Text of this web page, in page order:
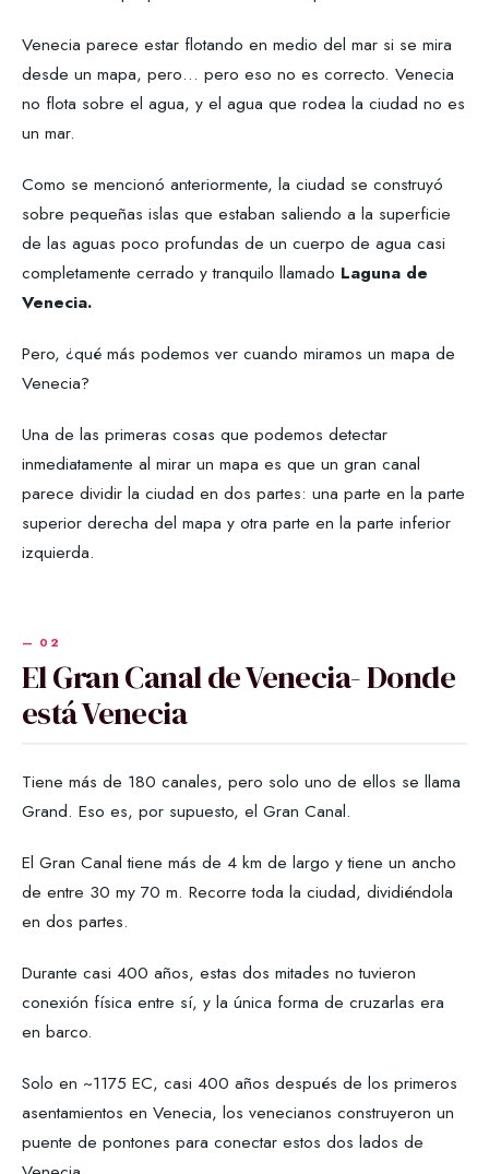
Venecia parece estar flotando en medio del mar si se mira
desde un mapa, pero… pero eso no es correcto. Venecia
no flota sobre el agua, y el agua que rodea la ciudad no es
un mar.
Como se mencionó anteriormente, la ciudad se construyó
sobre pequeñas islas que estaban saliendo a la superficie
de las aguas poco profundas de un cuerpo de agua casi
completamente cerrado y tranquilo llamado Laguna de
Venecia.
Pero, ¿qué más podemos ver cuando miramos un mapa de
Venecia?
Una de las primeras cosas que podemos detectar
inmediatamente al mirar un mapa es que un gran canal
parece dividir la ciudad en dos partes: una parte en la parte
superior derecha del mapa y otra parte en la parte inferior
izquierda.
El Gran Canal de Venecia- Donde
está Venecia
Tiene más de 180 canales, pero solo uno de ellos se llama
Grand. Eso es, por supuesto, el Gran Canal.
El Gran Canal tiene más de 4 km de largo y tiene un ancho
de entre 30 my 70 m. Recorre toda la ciudad, dividiéndola
en dos partes.
Durante casi 400 años, estas dos mitades no tuvieron
conexión física entre sí, y la única forma de cruzarlas era
en barco.
Solo en ~1175 EC, casi 400 años después de los primeros
asentamientos en Venecia, los venecianos construyeron un
puente de pontones para conectar estos dos lados de